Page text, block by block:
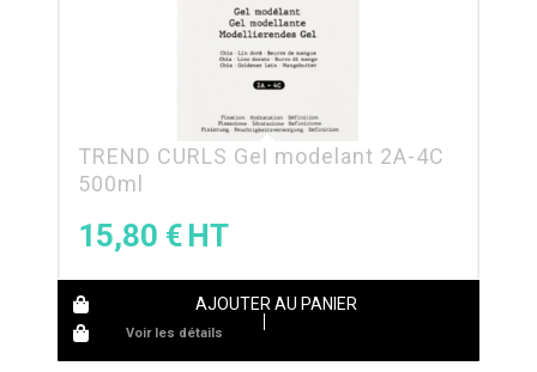
TREND CURLS Gel modelant 2A-4C
500ml
15,80 €
AJOUTER AU PANIER
Voir les détails